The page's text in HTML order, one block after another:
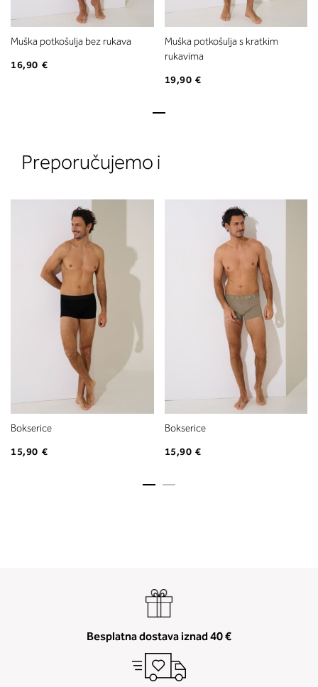
Muška potkošulja bez rukava
16,90 €
Muška potkošulja s kratkim
rukavima
19,90 €
Preporučujemo i
Bokserice
15,90 €
Bokserice
15,90 €
Besplatna dostava iznad 40 €
2. Prsni obseg
Izmerite prsni obseg. Šiviljski
položite čez hrbet v višini
izreza in čez prsi, v višini bradavic
vdolbine med prsmi. V razdelku 2.
boste prebrali, katera globina
ustreza vaši meri (A, B …) – iščite v
stolpcu, ki ste ga določili s